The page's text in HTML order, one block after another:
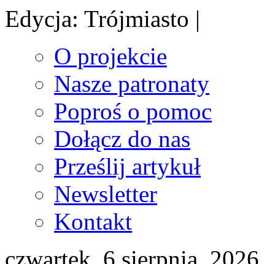
Edycja: Trójmiasto |
O projekcie
Nasze patronaty
Poproś o pomoc
Dołącz do nas
Prześlij artykuł
Newsletter
Kontakt